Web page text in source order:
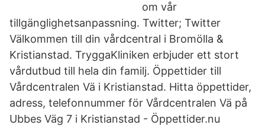
om vår
tillgänglighetsanpassning. Twitter; Twitter
Välkommen till din vårdcentral i Bromölla &
Kristianstad. TryggaKliniken erbjuder ett stort
vårdutbud till hela din familj. Öppettider till
Vårdcentralen Vä i Kristianstad. Hitta öppettider,
adress, telefonnummer för Vårdcentralen Vä på
Ubbes Väg 7 i Kristianstad - Öppettider.nu